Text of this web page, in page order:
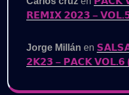
𝗥𝗘𝗠𝗜𝗫 𝟮𝟬𝟮𝟯 –
Jorge Millán en
𝟮𝗞𝟮𝟯 – 𝗣𝗔𝗖𝗞